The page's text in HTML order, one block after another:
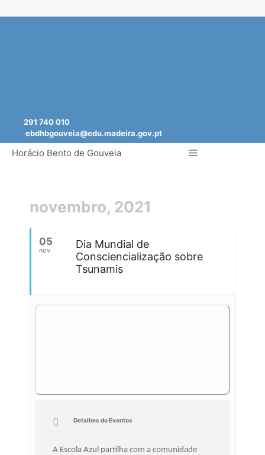
291 740 010
ebdhbgouveia@edu.madeira.gov.pt
Horácio Bento de Gouveia Menu
novembro, 2021
05
nov
Dia Mundial de
Consciencialização sobre
Tsunamis
Detalhes do Eventos
A Escola Azul partilha com a comunidade